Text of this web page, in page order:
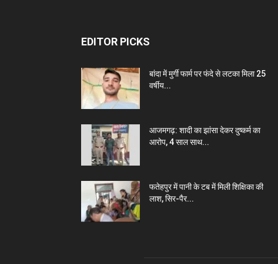
EDITOR PICKS
बांदा में मुर्गी फार्म पर फंदे से लटका मिला 25
वर्षीय...
आजमगढ़: शादी का झांसा देकर दुष्कर्म का
आरोप, 4 साल साथ...
फतेहपुर में पानी के टब में मिली शिक्षिका की
लाश, सिर-पैर...